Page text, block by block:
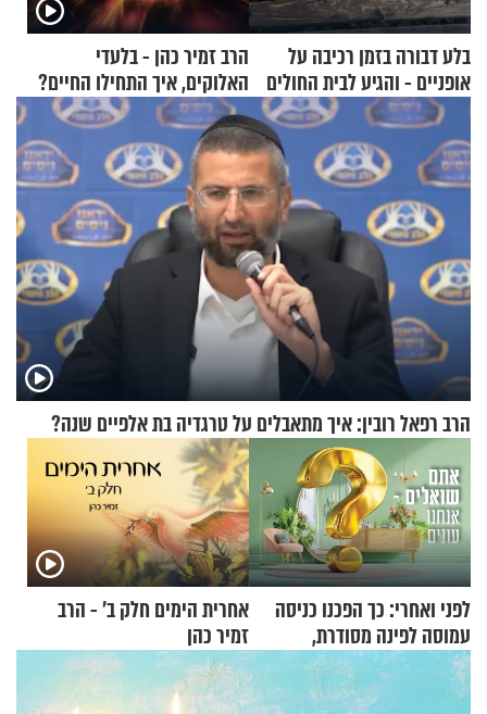
בלע דבורה בזמן רכיבה על
אופניים - והגיע לבית החולים
במצב מסכן חיים
הרב זמיר כהן - בלעדי
האלוקים, איך התחילו החיים?
הרב רפאל רובין: איך מתאבלים על טרגדיה בת אלפיים שנה?
לפני ואחרי: כך הפכנו כניסה
עמוסה לפינה מסודרת,
שימושית ומזמינה
אחרית הימים חלק ב’ - הרב
זמיר כהן